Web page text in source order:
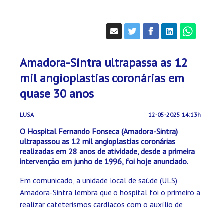
Amadora-Sintra ultrapassa as 12
mil angioplastias coronárias em
quase 30 anos
LUSA 12-05-2025 14:13h
O Hospital Fernando Fonseca (Amadora-Sintra)
ultrapassou as 12 mil angioplastias coronárias
realizadas em 28 anos de atividade, desde a primeira
intervenção em junho de 1996, foi hoje anunciado.
Em comunicado, a unidade local de saúde (ULS)
Amadora-Sintra lembra que o hospital foi o primeiro a
realizar cateterismos cardíacos com o auxílio de